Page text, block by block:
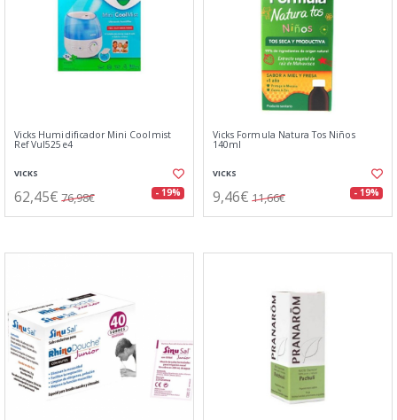
Vicks Humidificador Mini Coolmist
Ref Vul525e4
VICKS
62,45€ 76,98€ - 19%
Vicks Formula Natura Tos Niños
140ml
VICKS
9,46€ 11,66€ - 19%